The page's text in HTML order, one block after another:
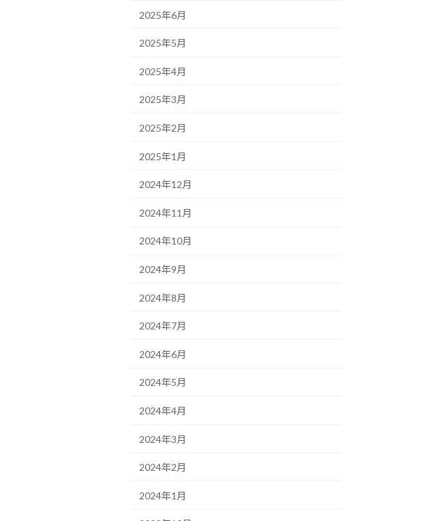
2025年6月
2025年5月
2025年4月
2025年3月
2025年2月
2025年1月
2024年12月
2024年11月
2024年10月
2024年9月
2024年8月
2024年7月
2024年6月
2024年5月
2024年4月
2024年3月
2024年2月
2024年1月